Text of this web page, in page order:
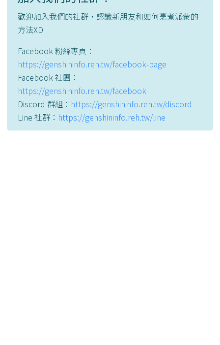
歡迎加入我們的社群，認識新朋友和如何烹煮派蒙的
方法XD
Facebook 粉絲專頁：
https://genshininfo.reh.tw/facebook-page
Facebook 社團：
https://genshininfo.reh.tw/facebook
Discord 群組： https://genshininfo.reh.tw/discord
Line 社群： https://genshininfo.reh.tw/line